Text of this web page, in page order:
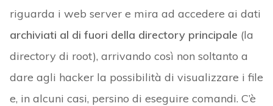
riguarda i web server e mira ad accedere ai dati
archiviati al di fuori della directory principale (la
directory di root), arrivando così non soltanto a
dare agli hacker la possibilità di visualizzare i file
e, in alcuni casi, persino di eseguire comandi. C’è